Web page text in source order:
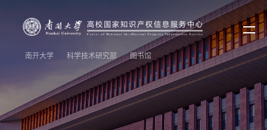
南开大学 科学技术研究部 图书馆